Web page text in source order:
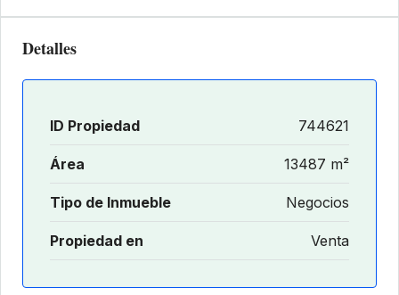
Detalles
ID Propiedad 744621
Área 13487 m²
Tipo de Inmueble Negocios
Propiedad en Venta